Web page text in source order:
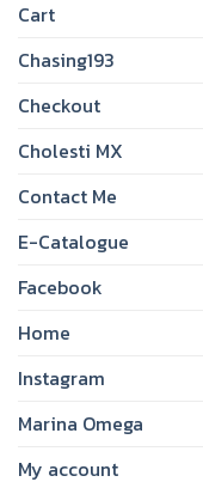
Cart
Chasing193
Checkout
Cholesti MX
Contact Me
E-Catalogue
Facebook
Home
Instagram
Marina Omega
My account